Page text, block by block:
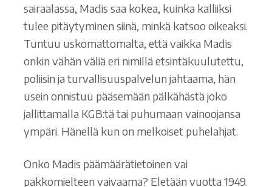
sairaalassa, Madis saa kokea, kuinka kalliiksi
tulee pitäytyminen siinä, minkä katsoo oikeaksi.
Tuntuu uskomattomalta, että vaikka Madis
onkin vähän väliä eri nimillä etsintäkuulutettu,
poliisin ja turvallisuuspalvelun jahtaama, hän
usein onnistuu pääsemään pälkähästä joko
jallittamalla KGB:tä tai puhumaan vainoojansa
ympäri. Hänellä kun on melkoiset puhelahjat.
Onko Madis päämäärätietoinen vai
pakkomielteen vaivaama? Eletään vuotta 1949.